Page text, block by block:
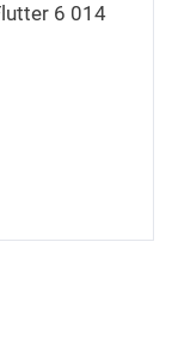
6 014